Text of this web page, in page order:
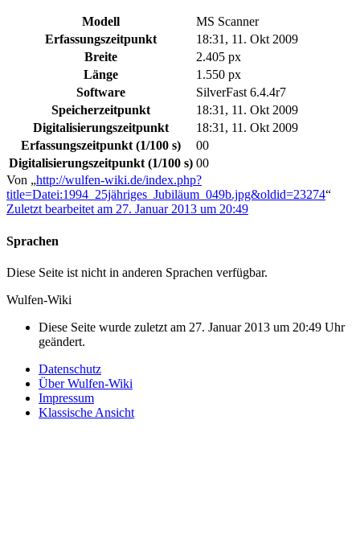
Modell
MS Scanner
Erfassungszeitpunkt
18:31, 11. Okt 2009
Breite
2.405 px
Länge
1.550 px
Software
SilverFast 6.4.4r7
Speicherzeitpunkt
18:31, 11. Okt 2009
Digitalisierungszeitpunkt
18:31, 11. Okt 2009
Erfassungszeitpunkt (1/100 s)
00
Digitalisierungszeitpunkt (1/100 s) 00
Von „http://wulfen-wiki.de/index.php?
title=Datei:1994_25jähriges_Jubiläum_049b.jpg&oldid=23274“
Zuletzt bearbeitet am 27. Januar 2013 um 20:49
Sprachen
Diese Seite ist nicht in anderen Sprachen verfügbar.
Wulfen-Wiki
Diese Seite wurde zuletzt am 27. Januar 2013 um 20:49 Uhr
geändert.
Datenschutz
Über Wulfen-Wiki
Impressum
Klassische Ansicht